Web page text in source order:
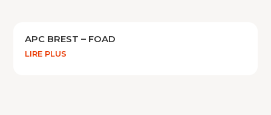
APC BREST – FOAD
LIRE PLUS